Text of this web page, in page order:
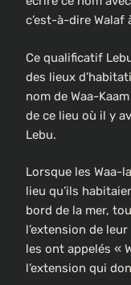
c’est-à-dire Walaf
Ce qualificatif
des lieux
nom de Waa-
de ce lieu où il y
Lebu.
Lorsque les
lieu qu’ils
bord de la mer,
l’extension de
les ont appelés «
l’extension qui